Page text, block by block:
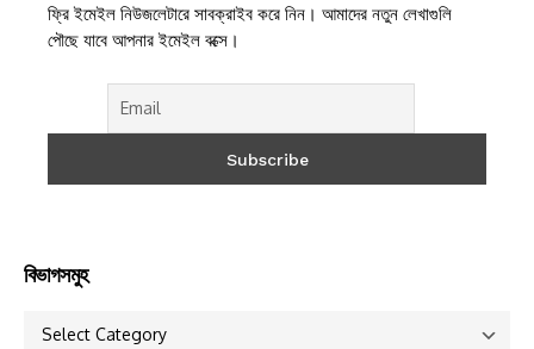
ফ্রি ইমেইল নিউজলেটারে সাবক্রাইব করে নিন। আমাদের নতুন লেখাগুলি
পৌছে যাবে আপনার ইমেইল বক্সে।
বিভাগসমুহ